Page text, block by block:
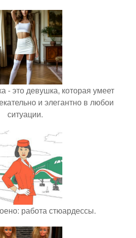
- это девушка, которая умеет
и элегантно в любои
ситуации.
работа стюардессы.